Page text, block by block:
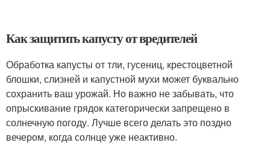
Как защитить капусту от вредителей
Обработка капусты от тли, гусениц, крестоцветной
блошки, слизней и капустной мухи может буквально
сохранить ваш урожай. Но важно не забывать, что
опрыскивание грядок категорически запрещено в
солнечную погоду. Лучше всего делать это поздно
вечером, когда солнце уже неактивно.